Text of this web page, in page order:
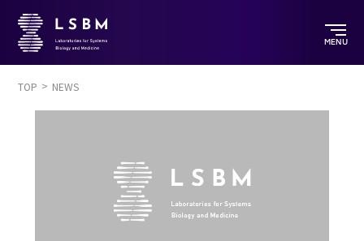
MENU
TOP NEWS